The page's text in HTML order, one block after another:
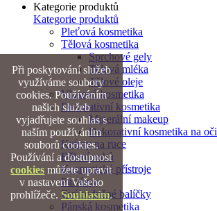
Kategorie produktů
Kategorie produktů
Pleťová kosmetika
Tělová kosmetika
Sprchové gely
Tělová mléka
Tělové oleje
Vlasová kosmetika
Dekorativní kosmetika
Minerální makeup
Dekorativní kosmetika na oči
Krémy na ruce
Bělení zubů
Kosmetické přístroje
Parfémy
Zvýhodněné balíčky
Pánská kosmetika
Při poskytování služeb
využíváme soubory
cookies. Používáním
našich služeb
vyjadřujete souhlas s
naším používáním
souborů cookies.
Používání a dostupnost
cookies můžete upravit
v nastavení Vašeho
prohlížeče. Souhlasím.